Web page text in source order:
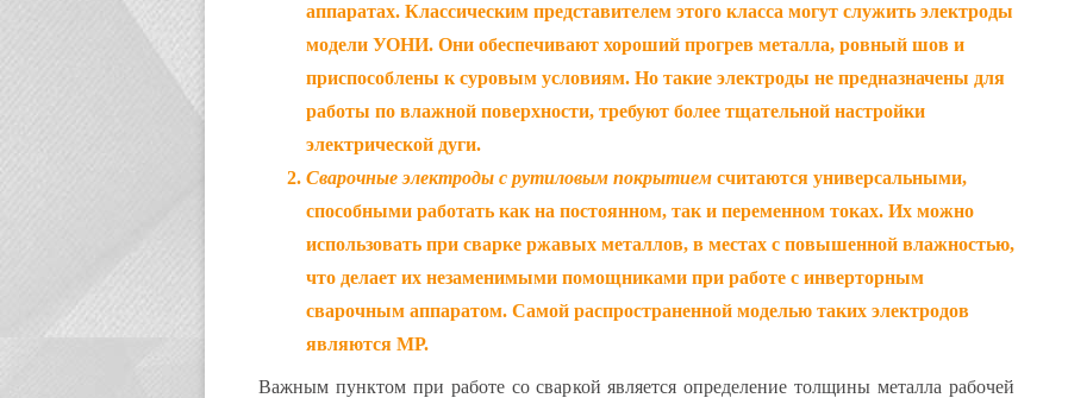
аппаратах. Классическим представителем этого класса могут служить электроды
модели УОНИ. Они обеспечивают хороший прогрев металла, ровный шов и
приспособлены к суровым условиям. Но такие электроды не предназначены для
работы по влажной поверхности, требуют более тщательной настройки
электрической дуги.
Сварочные электроды с рутиловым покрытием считаются универсальными,
способными работать как на постоянном, так и переменном токах. Их можно
использовать при сварке ржавых металлов, в местах с повышенной влажностью,
что делает их незаменимыми помощниками при работе с инверторным
сварочным аппаратом. Самой распространенной моделью таких электродов
являются МР.
Важным пунктом при работе со сваркой является определение толщины металла рабочей